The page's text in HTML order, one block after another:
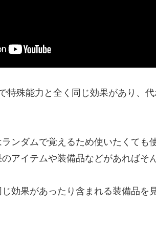
特殊能力と全く同じ効果があり、
ンダムで覚えるため使いたくても
アイテムや装備品などがあればそ
効果があったり含まれる装備品を